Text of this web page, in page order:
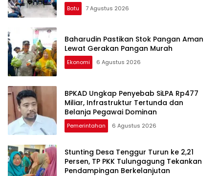
Batu 7 Agustus 2026
Baharudin Pastikan Stok Pangan Aman
Lewat Gerakan Pangan Murah
Ekonomi 6 Agustus 2026
BPKAD Ungkap Penyebab SiLPA Rp477
Miliar, Infrastruktur Tertunda dan
Belanja Pegawai Dominan
Pemerintahan 6 Agustus 2026
Stunting Desa Tenggur Turun ke 2,21
Persen, TP PKK Tulungagung Tekankan
Pendampingan Berkelanjutan